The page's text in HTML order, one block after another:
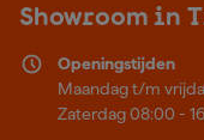
Showroom in
Openingstijden
Maandag t/m
Zaterdag 08:00 -